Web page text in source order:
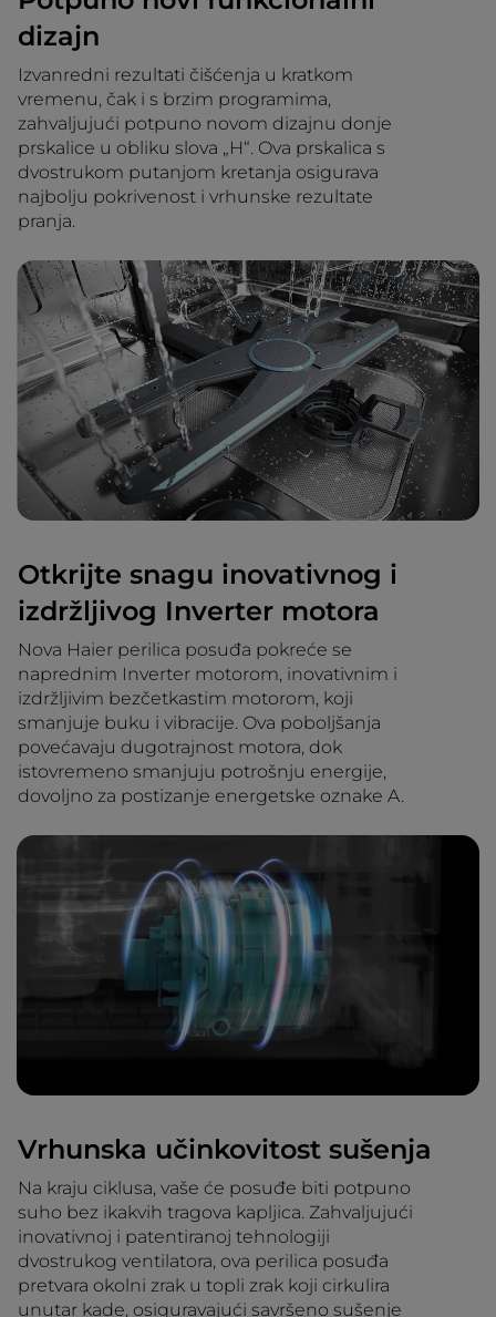
dizajn
Izvanredni rezultati čišćenja u kratkom
vremenu, čak i s brzim programima,
zahvaljujući potpuno novom dizajnu donje
prskalice u obliku slova „H“. Ova prskalica s
dvostrukom putanjom kretanja osigurava
najbolju pokrivenost i vrhunske rezultate
pranja.
Otkrijte snagu inovativnog i
izdržljivog Inverter motora
Nova Haier perilica posuđa pokreće se
naprednim Inverter motorom, inovativnim i
izdržljivim bezčetkastim motorom, koji
smanjuje buku i vibracije. Ova poboljšanja
povećavaju dugotrajnost motora, dok
istovremeno smanjuju potrošnju energije,
dovoljno za postizanje energetske oznake A.
Vrhunska učinkovitost sušenja
Na kraju ciklusa, vaše će posuđe biti potpuno
suho bez ikakvih tragova kapljica. Zahvaljujući
inovativnoj i patentiranoj tehnologiji
dvostrukog ventilatora, ova perilica posuđa
pretvara okolni zrak u topli zrak koji cirkulira
unutar kade, osiguravajući savršeno sušenje